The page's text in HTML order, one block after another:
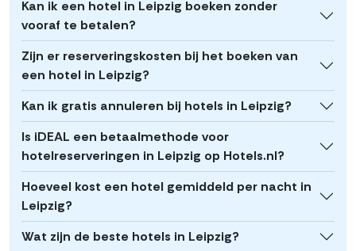
Kan ik een hotel in Leipzig boeken zonder
vooraf te betalen?
Zijn er reserveringskosten bij het boeken van
een hotel in Leipzig?
Kan ik gratis annuleren bij hotels in Leipzig?
Is iDEAL een betaalmethode voor
hotelreserveringen in Leipzig op Hotels.nl?
Hoeveel kost een hotel gemiddeld per nacht in
Leipzig?
Wat zijn de beste hotels in Leipzig?